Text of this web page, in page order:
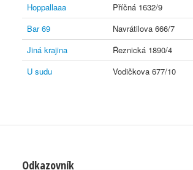
Hoppallaaa
Příčná 1632/9
Bar 69
Navrátilova 666/7
Jiná krajina
Řeznická 1890/4
U sudu
Vodičkova 677/10
Odkazovník